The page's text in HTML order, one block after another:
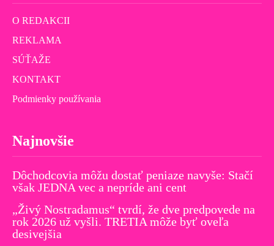
O REDAKCII
REKLAMA
SÚŤAŽE
KONTAKT
Podmienky používania
Najnovšie
Dôchodcovia môžu dostať peniaze navyše: Stačí
však JEDNA vec a nepríde ani cent
„Živý Nostradamus“ tvrdí, že dve predpovede na
rok 2026 už vyšli. TRETIA môže byť oveľa
desivejšia